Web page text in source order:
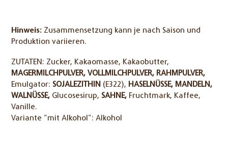
Hinweis: Zusammensetzung kann je nach Saison und
Produktion variieren.
ZUTATEN: Zucker, Kakaomasse, Kakaobutter,
MAGERMILCHPULVER, VOLLMILCHPULVER, RAHMPULVER,
Emulgator: SOJALEZITHIN (E322), HASELNÜSSE, MANDELN,
WALNÜSSE, Glucosesirup, SAHNE, Fruchtmark, Kaffee,
Vanille.
Variante "mit Alkohol": Alkohol